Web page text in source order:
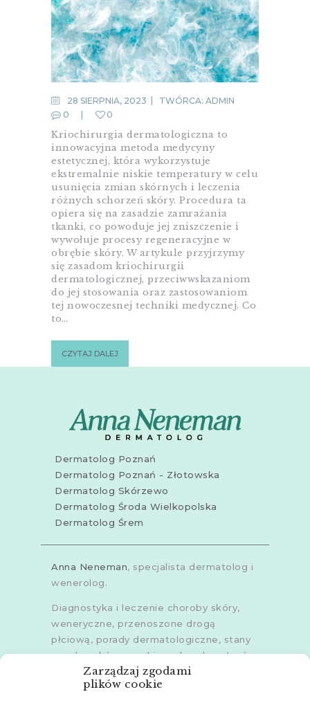
Zarządzaj zgodami
plików cookie
28 SIERPNIA, 2023 TWÓRCA: ADMIN
0
0
Kriochirurgia dermatologiczna to
innowacyjna metoda medycyny
estetycznej, która wykorzystuje
ekstremalnie niskie temperatury w celu
usunięcia zmian skórnych i leczenia
różnych schorzeń skóry. Procedura ta
opiera się na zasadzie zamrażania
tkanki, co powoduje jej zniszczenie i
wywołuje procesy regeneracyjne w
obrębie skóry. W artykule przyjrzymy
się zasadom kriochirurgii
dermatologicznej, przeciwwskazaniom
do jej stosowania oraz zastosowaniom
tej nowoczesnej techniki medycznej. Co
to…
CZYTAJ DALEJ
Dermatolog Poznań
Dermatolog Poznań - Złotowska
Dermatolog Skórzewo
Dermatolog Środa Wielkopolska
Dermatolog Śrem
Anna Neneman, specjalista dermatolog i
wenerolog.
Diagnostyka i leczenie choroby skóry,
weneryczne, przenoszone drogą
płciową, porady dermatologiczne, stany
zapalne skóry, grzybice, choroby włosów,
dermoskopia, trichoskopia, u dorosłych i